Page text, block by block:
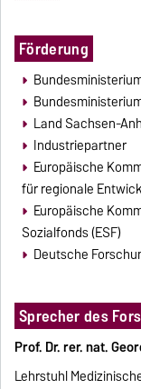
Förderung
Land Sachsen-
Industriepartner
Europäische
für regionale
Europäische
Sozialfonds (ESF)
Deutsche
Sprecher des
Prof. Dr. rer. nat.
Lehrstuhl